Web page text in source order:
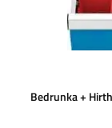
Bedrunka +